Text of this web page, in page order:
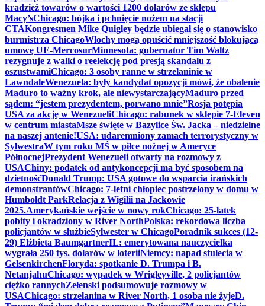
kradzież towarów o wartości 1200 dolarów ze sklepu
Macy’sChicago: bójka i pchnięcie nożem na stacji
CTAKongresmen Mike Quigley będzie ubiegał się o stanowisko
burmistrza ChicagoWłochy mogą opuścić mniejszość blokującą
umowę UE-MercosurMinnesota: gubernator Tim Waltz
rezygnuje z walki o reelekcję pod presją skandalu z
oszustwamiChicago: 3 osoby ranne w strzelaninie w
LawndaleWenezuela: były kandydat opozycji mówi, że obalenie
Maduro to ważny krok, ale niewystarczającyMaduro przed
sądem: “jestem prezydentem, porwano mnie”Rosja potępia
USA za akcję w WenezueliChicago: rabunek w sklepie 7-Eleven
w centrum miastaMsze święte w Bazylice Św. Jacka – niedzielne
na naszej antenie!USA: udaremniony zamach terrorystyczny w
SylwestraW tym roku MŚ w piłce nożnej w Ameryce
PółnocnejPrezydent Wenezueli otwarty na rozmowy z
USAChiny: podatek od antykoncepcji ma być sposobem na
dzietnośćDonald Trump: USA gotowe do wsparcia irańskich
demonstrantówChicago: 7-letni chłopiec postrzelony w domu w
Humboldt ParkRelacja z Wigilii na Jackowie
2025.Amerykańskie wejście w nowy rokChicago: 25-latek
pobity i okradziony w River NorthPolska: rekordowa liczba
policjantów w służbieSylwester w ChicagoPoradnik sukces (12-
29) Elżbieta BaumgartnerIL: emerytowana nauczycielka
wygrała 250 tys. dolarów w loteriiNiemcy: napad stulecia w
GelsenkirchenFloryda: spotkanie D. Trumpa i B.
NetanjahuChicago: wypadek w Wrigleyville, 2 policjantów
ciężko rannychZełenski podsumowuje rozmowy w
USAChicago: strzelanina w River North, 1 osoba nie żyjeD.